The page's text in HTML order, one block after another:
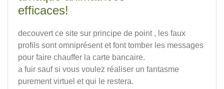
efficaces!
decouvert ce site sur principe de point , les faux
profils sont omniprésent et font tomber les messages
pour faire chauffer la carte bancaire.
a fuir sauf si vous voulez réaliser un fantasme
purement virtuel et qui le restera.